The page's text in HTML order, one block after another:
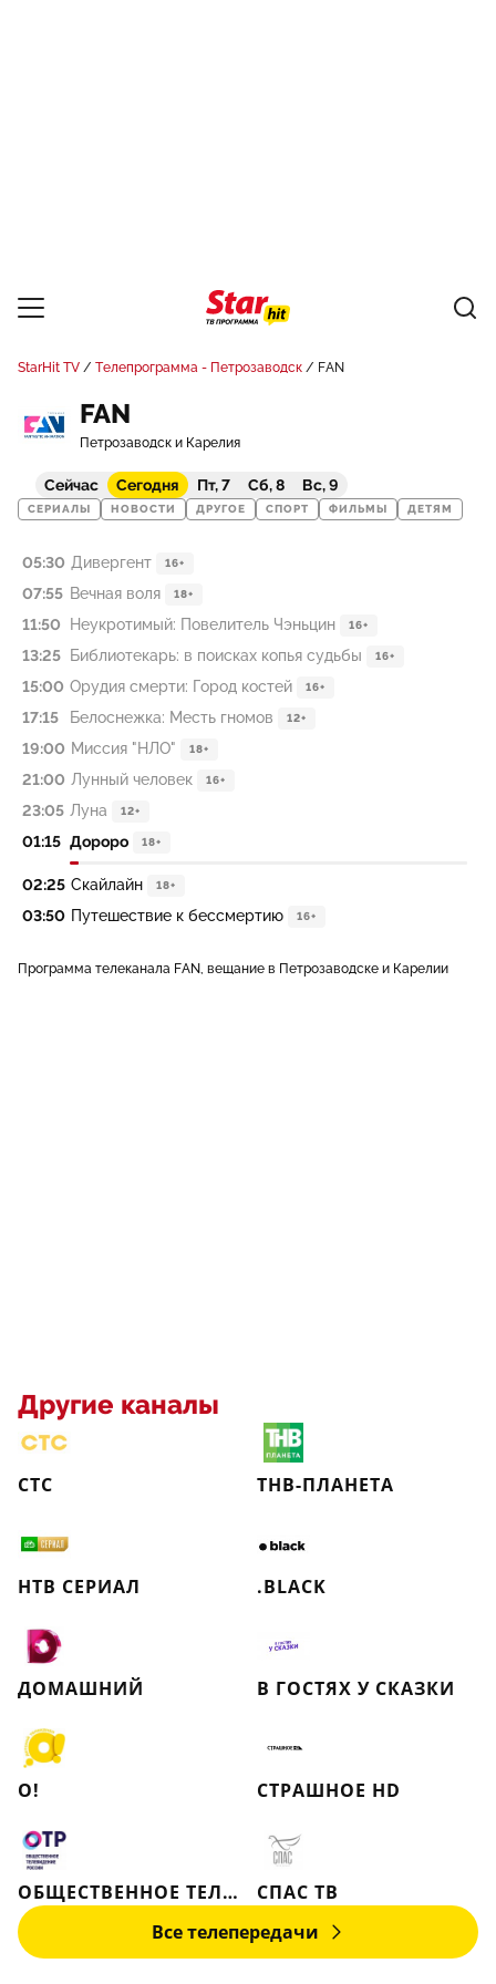
StarHit TV Телепрограмма - Петрозаводск FAN
FAN
Петрозаводск и Карелия
Сейчас Сегодня Пт, 7 Сб, 8 Вс, 9
СЕРИАЛЫ НОВОСТИ ДРУГОЕ СПОРТ ФИЛЬМЫ ДЕТЯМ
05:30 Дивергент 16+
07:55 Вечная воля 18+
11:50 Неукротимый: Повелитель Чэньцин 16+
13:25 Библиотекарь: в поисках копья судьбы 16+
15:00 Орудия смерти: Город костей 16+
17:15 Белоснежка: Месть гномов 12+
19:00 Миссия "НЛО" 18+
21:00 Лунный человек 16+
23:05 Луна 12+
01:15 Дороро 18+
02:25 Скайлайн 18+
03:50 Путешествие к бессмертию 16+
Программа телеканала FAN, вещание в Петрозаводске и Карелии
Другие каналы
СТС ТНВ-ПЛАНЕТА
НТВ СЕРИАЛ .BLACK
ДОМАШНИЙ В ГОСТЯХ У СКАЗКИ
О! СТРАШНОЕ HD
ОБЩЕСТВЕННОЕ ТЕЛЕВИДЕНИЕ РОССИИ
СПАС ТВ
Все телепередачи